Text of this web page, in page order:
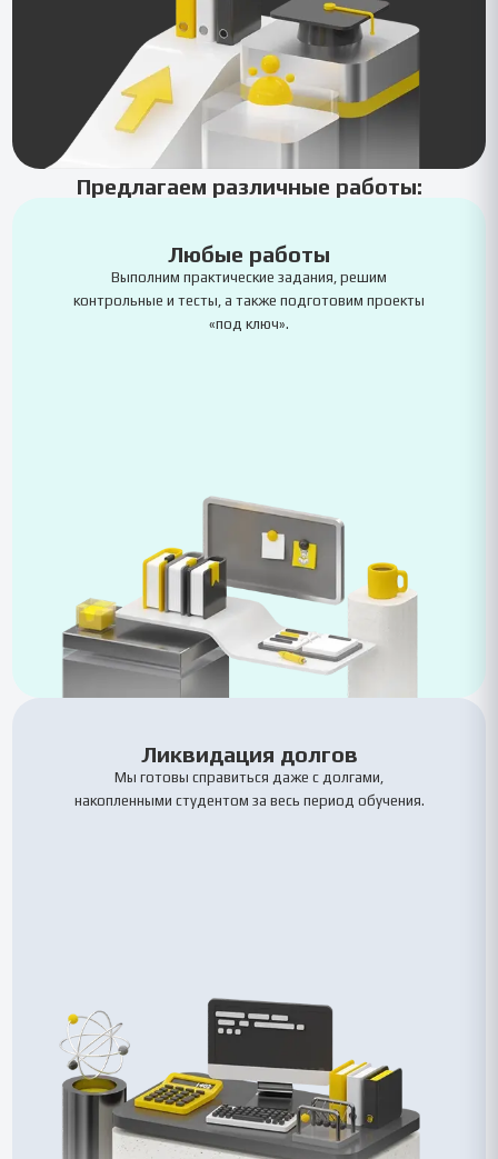
Предлагаем различные работы:
Любые работы
Выполним практические задания, решим
контрольные и тесты, а также подготовим проекты
«под ключ».
Ликвидация долгов
Мы готовы справиться даже с долгами,
накопленными студентом за весь период обучения.